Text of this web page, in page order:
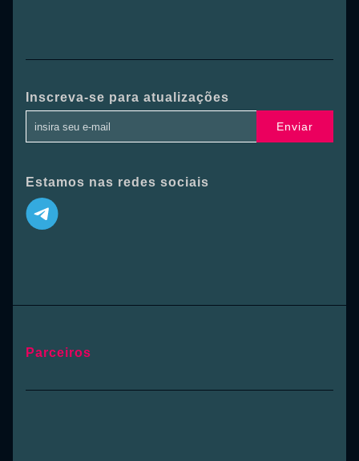
Inscreva-se para atualizações
Enviar
Estamos nas redes sociais
Parceiros